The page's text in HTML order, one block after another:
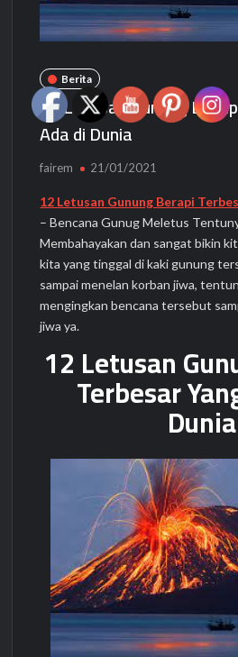
Berita
12 Letusan Gunung
Ada di Dunia
fairem 21/01/2021
12 Letusan Gunung Berapi
– Bencana Gunug Meletus
Membahayakan dan sangat bikin
kita yang tinggal di kaki gunung
sampai menelan korban jiwa,
mengingkan bencana tersebut
jiwa ya.
12 Letusan
Terbesar
Dunia